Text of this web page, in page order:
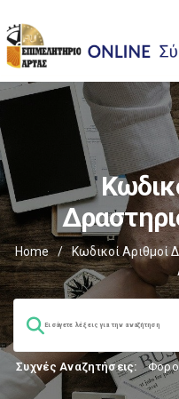
Home / Κωδικοί Αριθμοί
Συχνές Αναζητήσεις: